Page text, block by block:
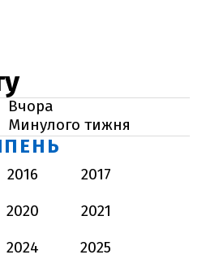
Вчора
Минулого тижня
2016
2017
2020
2021
2024
2025